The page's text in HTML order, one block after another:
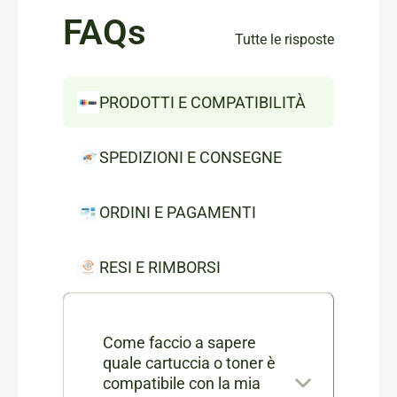
FAQs Tutte le risposte
PRODOTTI E COMPATIBILITÀ
SPEDIZIONI E CONSEGNE
ORDINI E PAGAMENTI
RESI E RIMBORSI
Come faccio a sapere
quale cartuccia o toner è
compatibile con la mia